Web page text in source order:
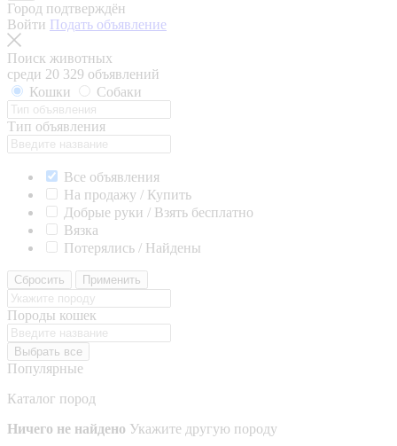
Город подтверждён
Войти Подать объявление
Поиск животных
среди 20 329 объявлений
Кошки
Собаки
Тип объявления
Все объявления
На продажу / Купить
Добрые руки / Взять бесплатно
Вязка
Потерялись / Найдены
Сбросить Применить
Породы кошек
Выбрать все
Популярные
Каталог пород
Ничего не найдено Укажите другую породу